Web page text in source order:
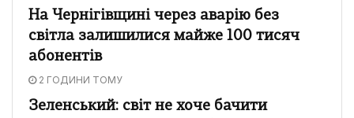
На Чернігівщині через аварію без
світла залишилися майже 100 тисяч
абонентів
2 ГОДИНИ ТОМУ
Зеленський: світ не хоче бачити